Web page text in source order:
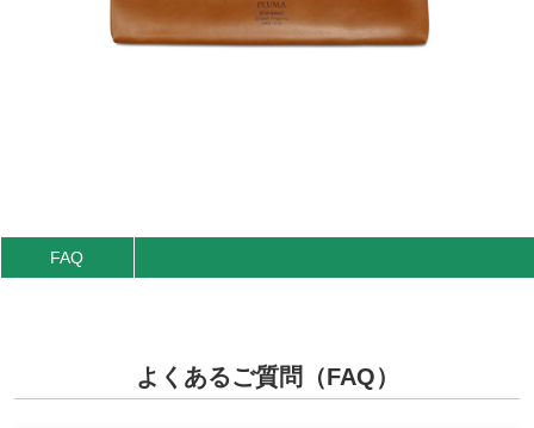
FAQ
よくあるご質問（FAQ）